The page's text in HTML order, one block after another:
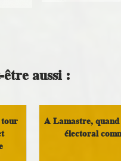
aussi :
tour
A Lamastre,
électoral